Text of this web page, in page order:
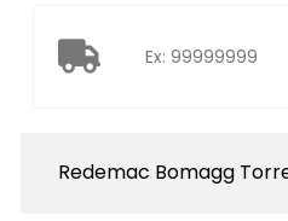
Redemac Bomagg